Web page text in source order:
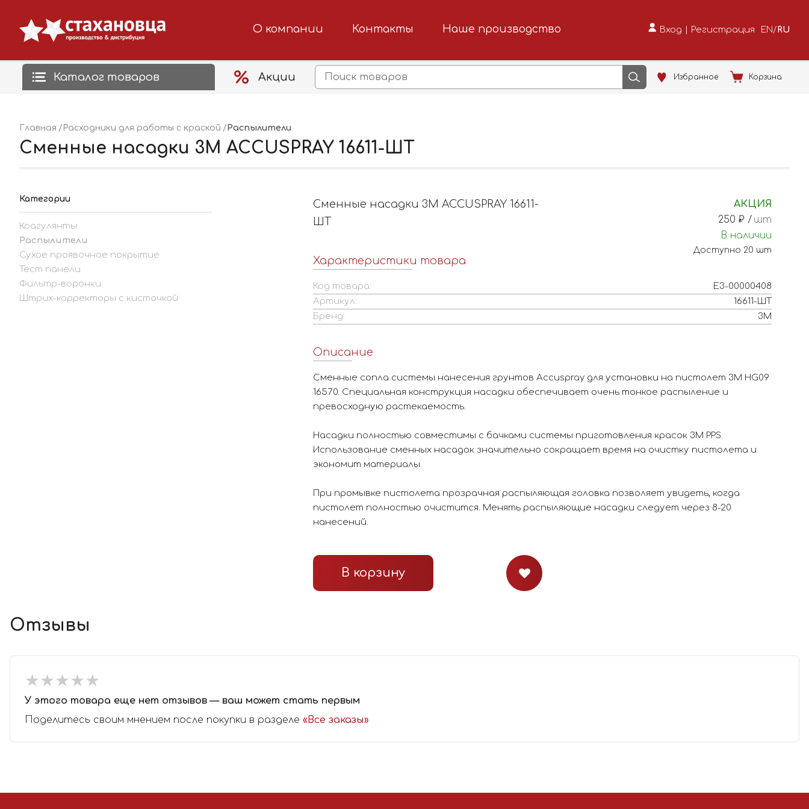
О компании Контакты Наше производство Вход | Регистрация EN /RU
Каталог товаров Акции Избранное Корзина
Главная Расходники для работы с краской Распылители
Сменные насадки 3M ACCUSPRAY 16611-ШТ
Категории
Коагулянты
Распылители
Сухое проявочное покрытие
Тест панели
Фильтр-воронки
Штрих-корректоры с кисточкой
Сменные насадки 3M ACCUSPRAY 16611-
ШТ
Характеристики товара
Код товара:
Е3-00000408
Артикул:
16611-ШТ
Бренд:
3M
Описание
Сменные сопла системы нанесения грунтов Accuspray для установки на пистолет 3M HG09
16570. Специальная конструкция насадки обеспечивает очень тонкое распыление и
превосходную растекаемость.
Насадки полностью совместимы с бачками системы приготовления красок 3M PPS.
Использование сменных насадок значительно сокращает время на очистку пистолета и
экономит материалы.
При промывке пистолета прозрачная распыляющая головка позволяет увидеть, когда
пистолет полностью очистится. Менять распыляющие насадки следует через 8-20
нанесений.
АКЦИЯ
250 ₽ / шт
В наличии
Доступно 20 шт
В корзину
Отзывы
★★★★★
★★★★★
У этого товара еще нет отзывов — ваш может стать первым
Поделитесь своим мнением после покупки в разделе «Все заказы»